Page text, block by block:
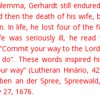
Gerhardt still
then the death of his wife,
In life, he lost four of the
was seriously ill, he
your way to the
These words inspired
way” (Lutheran Hinário,
an der Spree,
1676.